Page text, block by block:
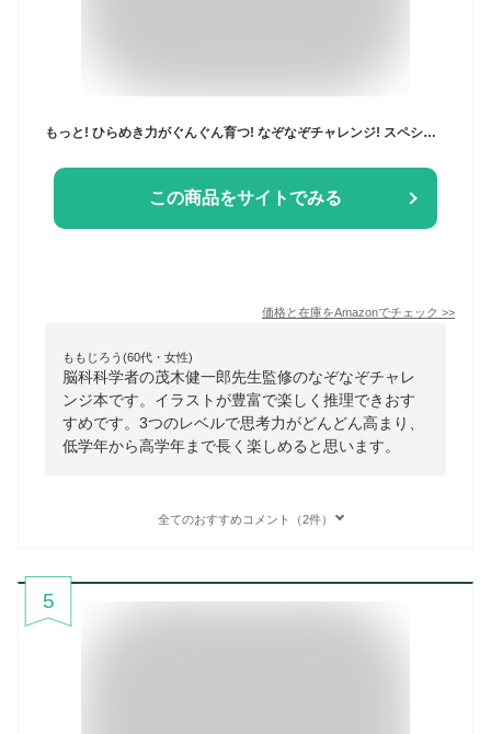
もっと! ひらめき力がぐんぐん育つ! なぞなぞチャレンジ! スペシャル
この商品をサイトでみる
価格と在庫をAmazonでチェック >>
ももじろう(60代・女性)
脳科科学者の茂木健一郎先生監修のなぞなぞチャレ
ンジ本です。イラストが豊富で楽しく推理できおす
すめです。3つのレベルで思考力がどんどん高まり、
低学年から高学年まで長く楽しめると思います。
全てのおすすめコメント（2件）
5